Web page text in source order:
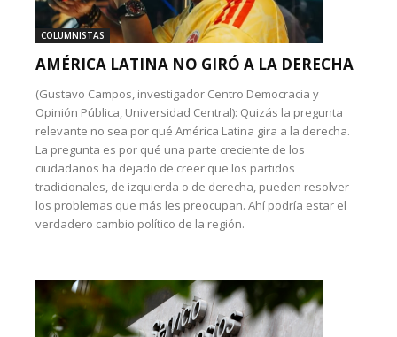
COLUMNISTAS
AMÉRICA LATINA NO GIRÓ A LA DERECHA
(Gustavo Campos, investigador Centro Democracia y
Opinión Pública, Universidad Central): Quizás la pregunta
relevante no sea por qué América Latina gira a la derecha.
La pregunta es por qué una parte creciente de los
ciudadanos ha dejado de creer que los partidos
tradicionales, de izquierda o de derecha, pueden resolver
los problemas que más les preocupan. Ahí podría estar el
verdadero cambio político de la región.